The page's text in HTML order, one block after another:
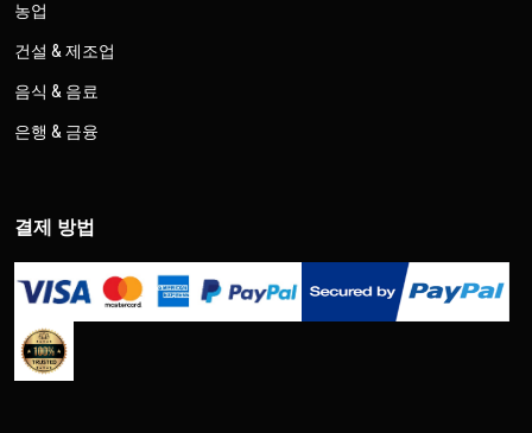
농업
건설 & 제조업
음식 & 음료
은행 & 금융
결제 방법